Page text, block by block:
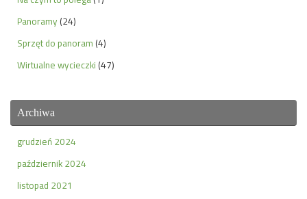
Panoramy (24)
Sprzęt do panoram (4)
Wirtualne wycieczki (47)
Archiwa
grudzień 2024
październik 2024
listopad 2021